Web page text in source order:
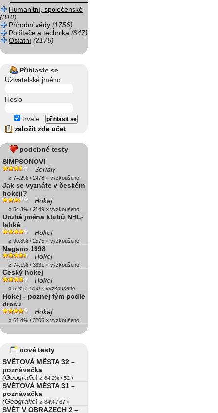
Humanitní, společenské
(310)
Přírodní vědy (1756)
Počítače a technika (847)
Ostatní (2175)
Přihlaste se
Uživatelské jméno
Heslo
trvale
založit zde účet
podobné testy
SIMPSONOVI
Seriály
ø 74.2% / 2478 × vyzkoušeno
Jak se vyznáte v českém
hokeji?
Hokej
ø 54.3% / 2149 × vyzkoušeno
Druhá jména klubů NHL-
lehké
Hokej
ø 90.8% / 2575 × vyzkoušeno
Nagano 1998
Hokej
ø 74.1% / 3331 × vyzkoušeno
Český hokej
Hokej
ø 52% / 2750 × vyzkoušeno
Hokej - poznej tým podle
dresu
Hokej
ø 61.4% / 3206 × vyzkoušeno
nové testy
SVĚTOVÁ MĚSTA 32 –
poznávačka
(Geografie) ø 84.2% / 52 ×
SVĚTOVÁ MĚSTA 31 –
poznávačka
(Geografie) ø 84% / 67 ×
SVĚT V OBRAZECH 2 –